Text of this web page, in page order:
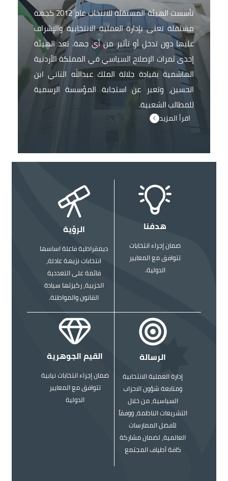
تأسست الهيئة المستقلة للانتخاب عام 2012 كجهة
مستقلة تعنى بإدارة العملية الانتخابية والإشراف
عليها دون تدخل أو تأثير من أي جهة. تعد الهيئة
إحدى ثمرات الإصلاح السياسي في المملكة الأردنية
الهاشمية بقيادة جلالة الملك عبدالله الثاني ابن
الحسين، وتعبر عن استجابة المؤسسة الرسمية
للمطالب الشعبية.
اقرأ المزيد
الصورة
هدفنا
ضمان إجراء انتخابات
تتوافق مع المعايير
الدولية.
الصورة
الرؤية
ديمقراطية فاعلة اساسها
انتخابات نزيهة عادلة،
قائمة على التعددية
الحزبية، ركيزتها سيادة
القانون والمواطنة.
الرسالة
إدارة العملية الانتخابية
ومتابعة شؤون الاحزاب
السياسية، من خلال
التشريعات الناظمة، ووفقاً
لأفضل الممارسات
العالمية، لضمان مشاركة
كافة أطياف المجتمع
الصورة
القيم الجوهرية
ضمان إجراء انتخابات نيابية
تتوافق مع المعايير
الدولية